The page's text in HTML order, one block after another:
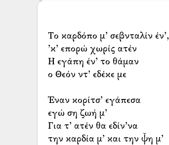
Το καρδόπο μ’ σεβνταλίν έν’,
’κ’ επορώ χωρίς ατέν
Η εγάπη έν’ το θάμαν
ο Θεόν ντ’ εδέκε με
Έναν κορίτσ’ εγάπεσα
εγώ ση ζωή μ’
Για τ’ ατέν θα εδίν’να
την καρδία μ’ και την ψ̌η μ’